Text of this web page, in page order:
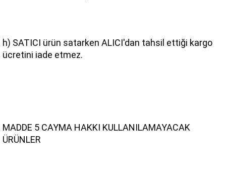
h) SATICI ürün satarken ALICI'dan tahsil ettiği kargo
ücretini iade etmez.
MADDE 5 CAYMA HAKKI KULLANILAMAYACAK
ÜRÜNLER